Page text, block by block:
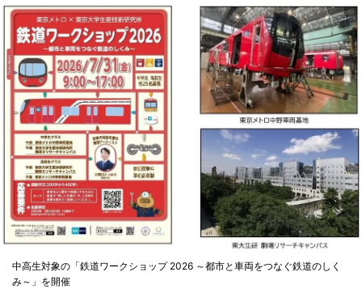
中高生対象の「鉄道ワークショップ 2026 ～都市と車両をつなぐ鉄道のしく
み～」を開催